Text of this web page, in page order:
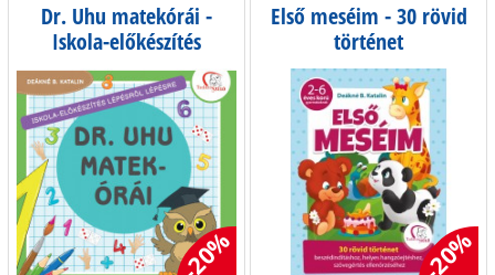
Dr. Uhu matekórái -
Iskola-előkészítés
lépésről lépésre
-20%
Első meséim - 30 rövid
történet
beszédindításhoz, helyes
hangzóejtéshez
-20%